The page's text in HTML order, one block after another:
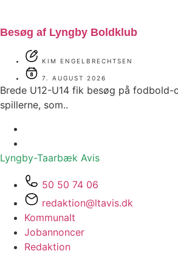
Besøg af Lyngby Boldklub
KIM ENGELBRECHTSEN
7. AUGUST 2026
Brede U12-U14 fik besøg på fodbold-
spillerne, som..
Lyngby-Taarbæk Avis
50 50 74 06
redaktion@ltavis.dk
Kommunalt
Jobannoncer
Redaktion